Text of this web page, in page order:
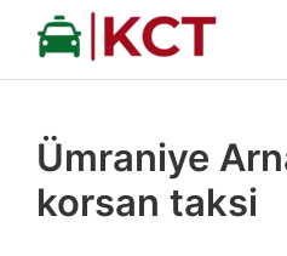
İçeriğe
Ümraniye
korsan taksi